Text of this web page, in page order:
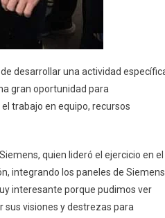
desarrollar una actividad
gran oportunidad para
trabajo en equipo, recursos
quien lideró el ejercicio en el
integrando los paneles de Siemens
interesante porque pudimos ver
sus visiones y destrezas para